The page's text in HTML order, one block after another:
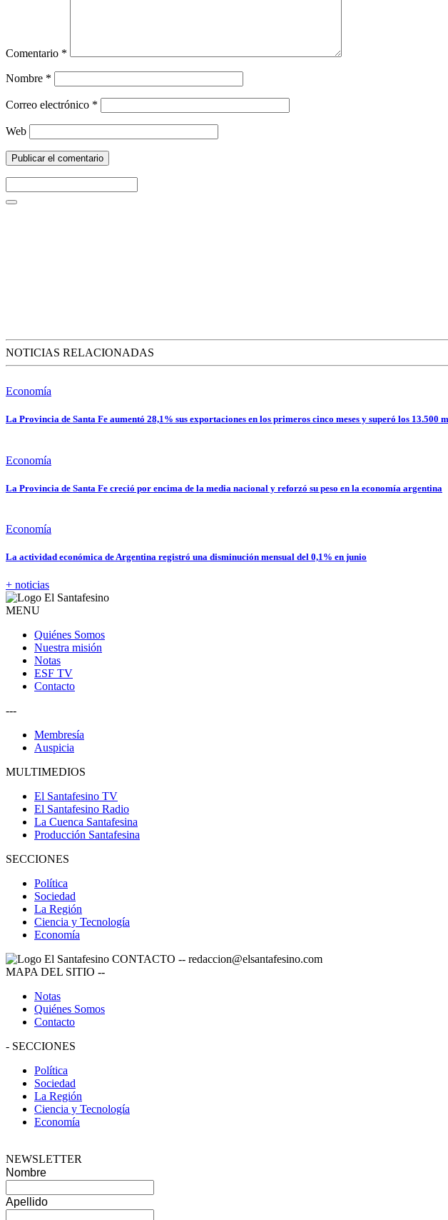
Comentario *
Nombre *
Correo electrónico *
Web
NOTICIAS RELACIONADAS
Economía
La Provincia de Santa Fe aumentó 28,1% sus exportaciones en los primeros cinco meses y superó los 13.500
Economía
La Provincia de Santa Fe creció por encima de la media nacional y reforzó su peso en la economía argentina
Economía
La actividad económica de Argentina registró una disminución mensual del 0,1% en junio
+ noticias
MENU
Quiénes Somos
Nuestra misión
Notas
ESF TV
Contacto
---
Membresía
Auspicia
MULTIMEDIOS
El Santafesino TV
El Santafesino Radio
La Cuenca Santafesina
Producción Santafesina
SECCIONES
Política
Sociedad
La Región
Ciencia y Tecnología
Economía
CONTACTO -- redaccion@elsantafesino.com
MAPA DEL SITIO --
Notas
Quiénes Somos
Contacto
- SECCIONES
Política
Sociedad
La Región
Ciencia y Tecnología
Economía
NEWSLETTER
Nombre
Apellido